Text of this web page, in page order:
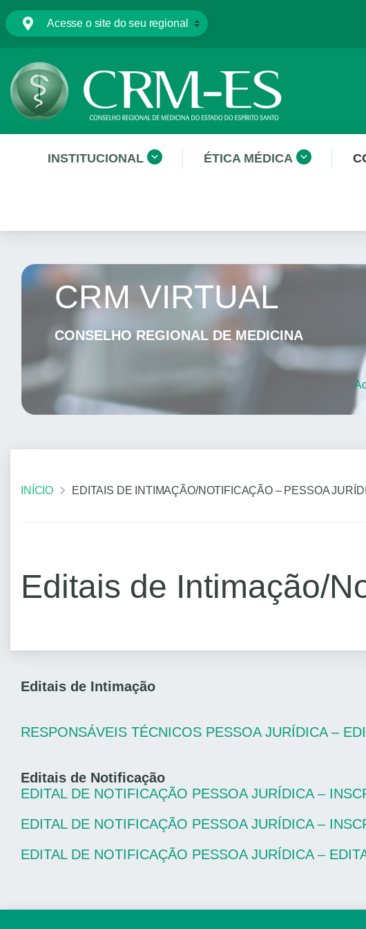
INSTITUCIONAL ÉTICA MÉDICA
CRM VIRTUAL
CONSELHO REGIONAL DE MEDICINA
INÍCIO EDITAIS DE INTIMAÇÃO/NOTIFICAÇÃO – PESSOA
Editais de Intimação/
Editais de Intimação
RESPONSÁVEIS TÉCNICOS PESSOA JURÍDICA –
Editais de Notificação
EDITAL DE NOTIFICAÇÃO PESSOA JURÍDICA –
EDITAL DE NOTIFICAÇÃO PESSOA JURÍDICA –
EDITAL DE NOTIFICAÇÃO PESSOA JURÍDICA –